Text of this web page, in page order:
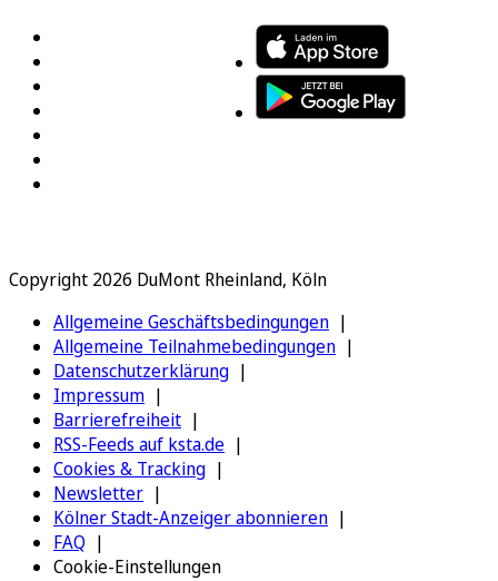
Copyright 2026 DuMont Rheinland, Köln
Allgemeine Geschäftsbedingungen
Allgemeine Teilnahmebedingungen
Datenschutzerklärung
Impressum
Barrierefreiheit
RSS-Feeds auf ksta.de
Cookies & Tracking
Newsletter
Kölner Stadt-Anzeiger abonnieren
FAQ
Cookie-Einstellungen